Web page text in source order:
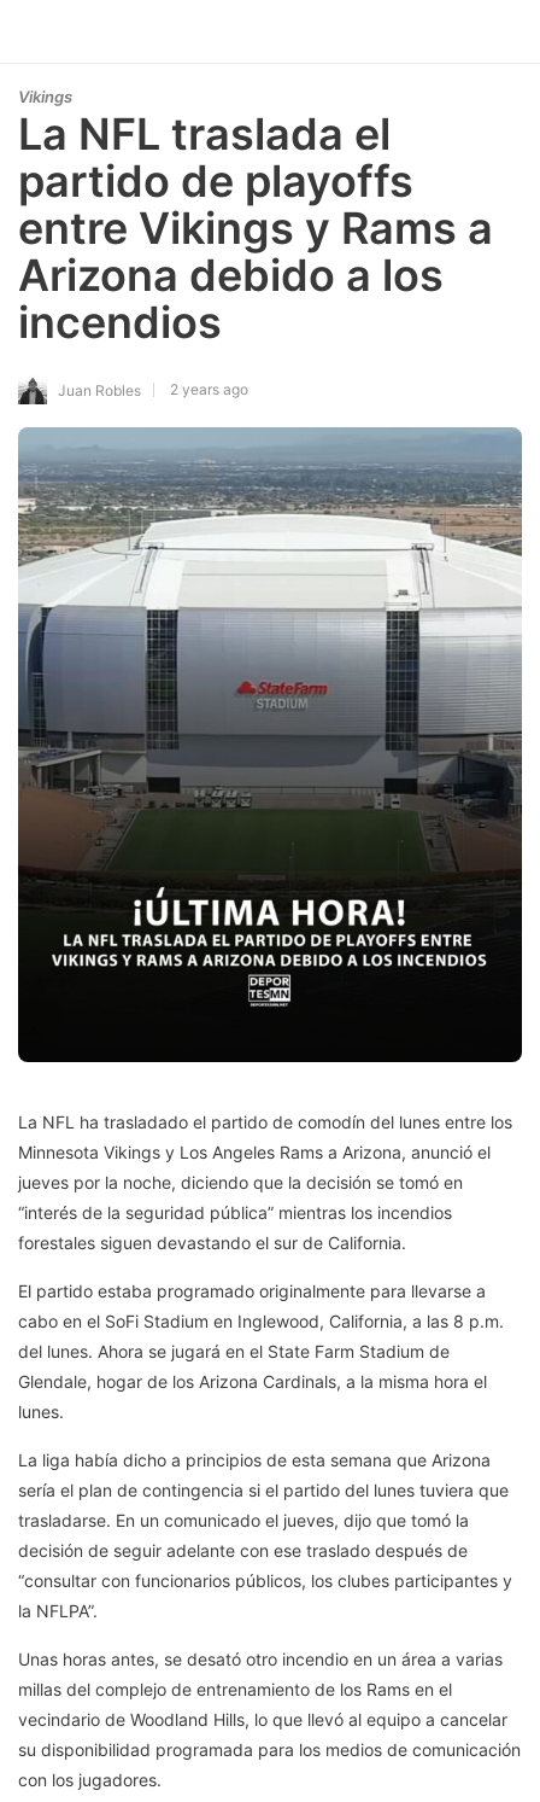
Vikings
La NFL traslada el
partido de playoffs
entre Vikings y Rams a
Arizona debido a los
incendios
Juan Robles 2 years ago
La NFL ha trasladado el partido de comodín del lunes entre los
Minnesota Vikings y Los Angeles Rams a Arizona, anunció el
jueves por la noche, diciendo que la decisión se tomó en
“interés de la seguridad pública” mientras los incendios
forestales siguen devastando el sur de California.
El partido estaba programado originalmente para llevarse a
cabo en el SoFi Stadium en Inglewood, California, a las 8 p.m.
del lunes. Ahora se jugará en el State Farm Stadium de
Glendale, hogar de los Arizona Cardinals, a la misma hora el
lunes.
La liga había dicho a principios de esta semana que Arizona
sería el plan de contingencia si el partido del lunes tuviera que
trasladarse. En un comunicado el jueves, dijo que tomó la
decisión de seguir adelante con ese traslado después de
“consultar con funcionarios públicos, los clubes participantes y
la NFLPA”.
Unas horas antes, se desató otro incendio en un área a varias
millas del complejo de entrenamiento de los Rams en el
vecindario de Woodland Hills, lo que llevó al equipo a cancelar
su disponibilidad programada para los medios de comunicación
con los jugadores.